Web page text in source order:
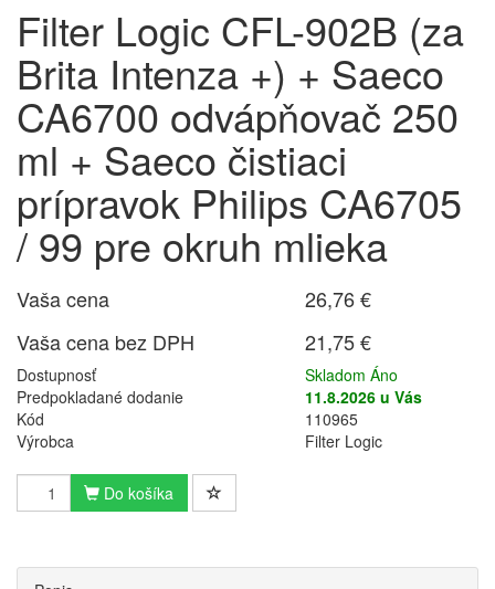
Filter Logic CFL-902B (za
Brita Intenza +) + Saeco
CA6700 odvápňovač 250
ml + Saeco čistiaci
prípravok Philips CA6705
/ 99 pre okruh mlieka
Vaša cena
26,76 €
Vaša cena bez DPH
21,75 €
Dostupnosť
Skladom Áno
Predpokladané dodanie
11.8.2026 u Vás
Kód
110965
Výrobca
Filter Logic
Do košíka